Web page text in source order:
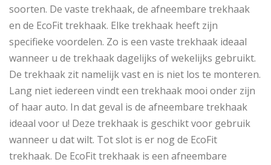
soorten. De vaste trekhaak, de afneembare trekhaak
en de EcoFit trekhaak. Elke trekhaak heeft zijn
specifieke voordelen. Zo is een vaste trekhaak ideaal
wanneer u de trekhaak dagelijks of wekelijks gebruikt.
De trekhaak zit namelijk vast en is niet los te monteren.
Lang niet iedereen vindt een trekhaak mooi onder zijn
of haar auto. In dat geval is de afneembare trekhaak
ideaal voor u! Deze trekhaak is geschikt voor gebruik
wanneer u dat wilt. Tot slot is er nog de EcoFit
trekhaak. De EcoFit trekhaak is een afneembare